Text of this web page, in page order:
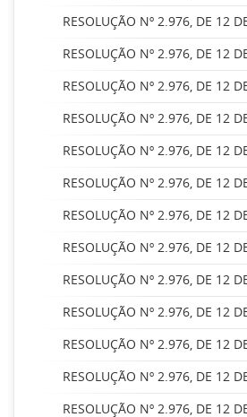
RESOLUÇÃO Nº 2.976, DE 12
RESOLUÇÃO Nº 2.976, DE 12
RESOLUÇÃO Nº 2.976, DE 12
RESOLUÇÃO Nº 2.976, DE 12
RESOLUÇÃO Nº 2.976, DE 12
RESOLUÇÃO Nº 2.976, DE 12
RESOLUÇÃO Nº 2.976, DE 12
RESOLUÇÃO Nº 2.976, DE 12
RESOLUÇÃO Nº 2.976, DE 12
RESOLUÇÃO Nº 2.976, DE 12
RESOLUÇÃO Nº 2.976, DE 12
RESOLUÇÃO Nº 2.976, DE 12
RESOLUÇÃO Nº 2.976, DE 12